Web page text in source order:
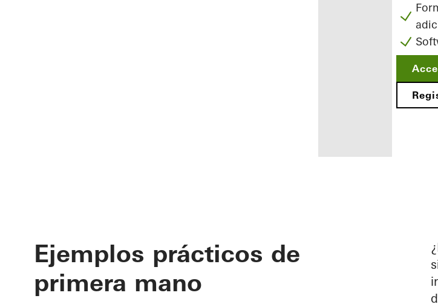
registrado
Ejemplos prácticos de
primera mano